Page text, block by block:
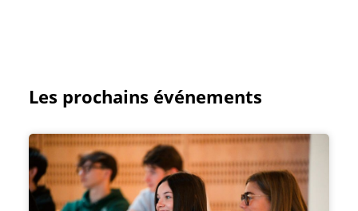
Les prochains événements